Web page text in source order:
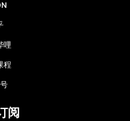
哩
程
阅